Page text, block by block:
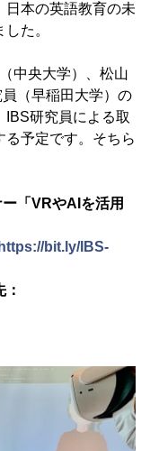
日本の英語教育の未
た。
中央大学）、松山
（早稲田大学）の
IBS研究員による取
予定です。そちら
「VRやAIを活用
https://bit.ly/IBS-